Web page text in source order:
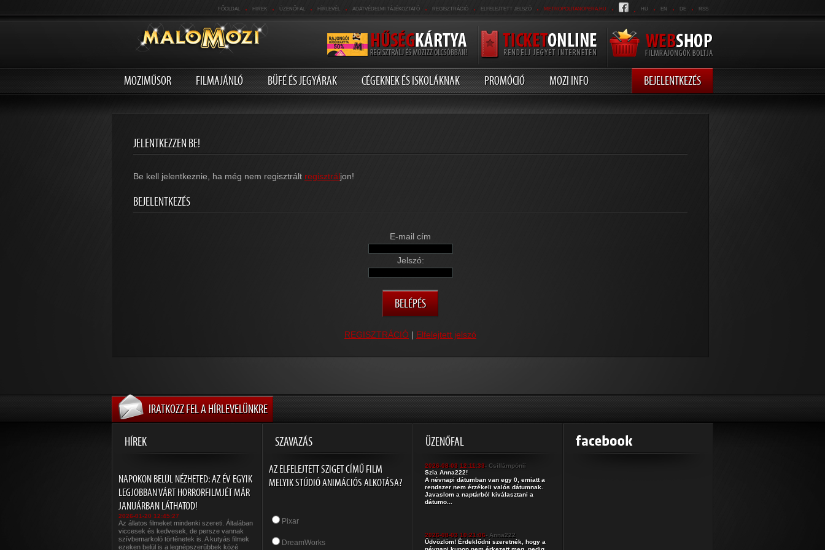
FŐOLDAL . HIREK . ÜZENŐFAL . HÍRLEVÉL . ADATVÉDELMI TÁJÉKOZTATÓ . REGISZTRÁCIÓ . ELFELEJTETT JELSZÓ . METROPOLITANOPERA.HU . . HU . EN . DE . RSS
MOZIMŰSOR FILMAJÁNLÓ BÜFÉ ÉS JEGYÁRAK CÉGEKNEK ÉS ISKOLÁKNAK PROMÓCIÓ MOZI INFO BEJELENTKEZÉS
JELENTKEZZEN BE!
Be kell jelentkeznie, ha még nem regisztrált regisztráljon!
BEJELENTKEZÉS
E-mail cím
Jelszó:
REGISZTRÁCIÓ | Elfelejtett jelszó
IRATKOZZ FEL A HÍRLEVELÜNKRE
HÍREK SZAVAZÁS ÜZENŐFAL
NAPOKON BELÜL NÉZHETED: AZ ÉV EGYIK
LEGJOBBAN VÁRT HORRORFILMJÉT MÁR
JANUÁRBAN LÁTHATOD!
2026-01-20 12:45:27
Az állatos filmeket mindenki szereti. Általában
viccesek és kedvesek, de persze vannak
szívbemarkoló történetek is. A kutyás filmek
ezeken belül is a legnépszerűbbek közé
AZ ELFELEJTETT SZIGET CÍMŰ FILM
MELYIK STÚDIÓ ANIMÁCIÓS ALKOTÁSA?
Pixar
DreamWorks
2026-08-03 12:11:33- Csillámpónii
Szia Anna222!
A névnapi dátumban van egy 0, emiatt a
rendszer nem érzékeli valós dátumnak.
Javaslom a naptárból kiválasztani a
dátumo...
2026-08-03 10:21:06- Anna222
Üdvözlöm! Érdeklődni szeretnék, hogy a